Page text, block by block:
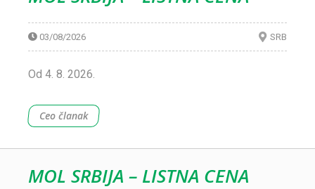
03/08/2026 SRB
Od 4. 8. 2026.
Ceo članak
MOL SRBIJA – LISTNA CENA